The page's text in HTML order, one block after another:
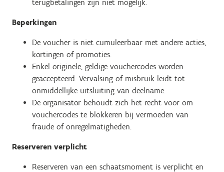
terugbetalingen zijn niet mogelijk.
Beperkingen
De voucher is niet cumuleerbaar met andere acties,
kortingen of promoties.
Enkel originele, geldige vouchercodes worden
geaccepteerd. Vervalsing of misbruik leidt tot
onmiddellijke uitsluiting van deelname.
De organisator behoudt zich het recht voor om
vouchercodes te blokkeren bij vermoeden van
fraude of onregelmatigheden.
Reserveren verplicht
Reserveren van een schaatsmoment is verplicht en